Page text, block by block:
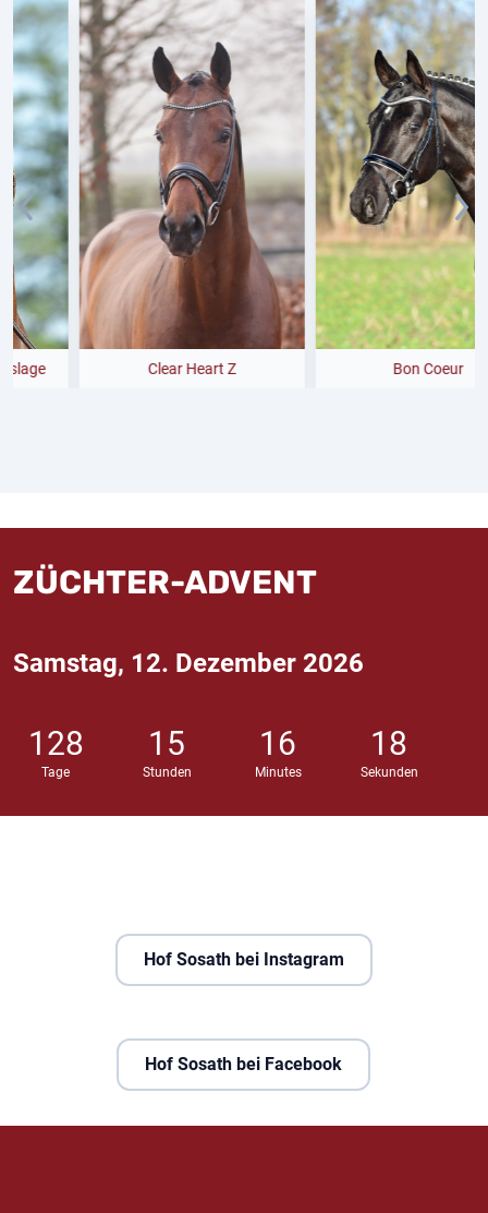
Clear Heart Z Bon Coeur
ZÜCHTER-ADVENT
Samstag, 12. Dezember 2026
128
Tage
15
Stunden
16
Minutes
17
Sekunden
Hof Sosath bei Instagram
Hof Sosath bei Facebook